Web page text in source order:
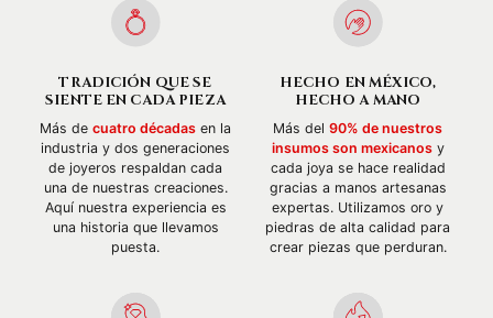
TRADICIÓN QUE SE
SIENTE EN CADA PIEZA
Más de cuatro décadas en la
industria y dos generaciones
de joyeros respaldan cada
una de nuestras creaciones.
Aquí nuestra experiencia es
una historia que llevamos
puesta.
HECHO EN MÉXICO,
HECHO A MANO
Más del 90% de nuestros
insumos son mexicanosy
cada joya se hace realidad
gracias a manos artesanas
expertas. Utilizamos oro y
piedras de alta calidad para
crear piezas que perduran.